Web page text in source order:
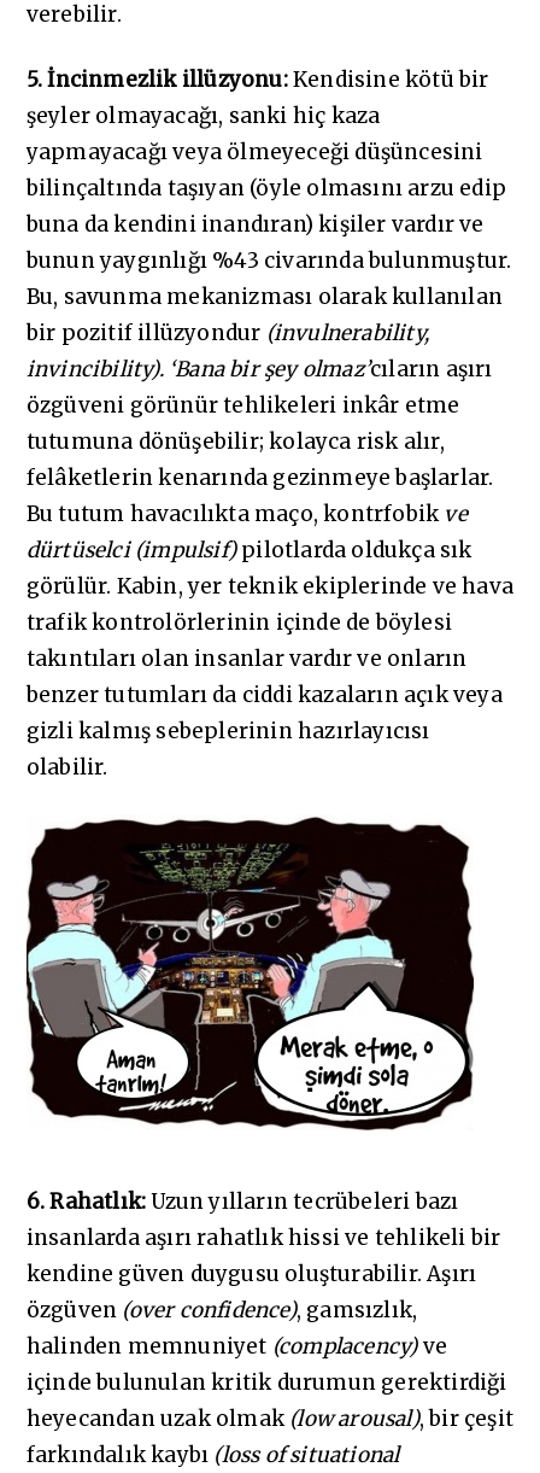
verebilir.
5. İncinmezlik illüzyonu:Kendisine kötü bir
şeyler olmayacağı, sanki hiç kaza
yapmayacağı veya ölmeyeceği düşüncesini
bilinçaltında taşıyan (öyle olmasını arzu edip
buna da kendini inandıran) kişiler vardır ve
bunun yaygınlığı %43 civarında bulunmuştur.
Bu, savunma mekanizması olarak kullanılan
bir pozitif illüzyondur (invulnerability,
invincibility). ‘Bana bir şey olmaz’cıların aşırı
özgüveni görünür tehlikeleri inkâr etme
tutumuna dönüşebilir; kolayca risk alır,
felâketlerin kenarında gezinmeye başlarlar.
Bu tutum havacılıkta maço, kontrfobik ve
dürtüselci (impulsif)pilotlarda oldukça sık
görülür. Kabin, yer teknik ekiplerinde ve hava
trafik kontrolörlerinin içinde de böylesi
takıntıları olan insanlar vardır ve onların
benzer tutumları da ciddi kazaların açık veya
gizli kalmış sebeplerinin hazırlayıcısı
olabilir.
6. Rahatlık:Uzun yılların tecrübeleri bazı
insanlarda aşırı rahatlık hissi ve tehlikeli bir
kendine güven duygusu oluşturabilir. Aşırı
özgüven (over confidence), gamsızlık,
halinden memnuniyet (complacency)ve
içinde bulunulan kritik durumun gerektirdiği
heyecandan uzak olmak (low arousal), bir çeşit
farkındalık kaybı (loss of situational